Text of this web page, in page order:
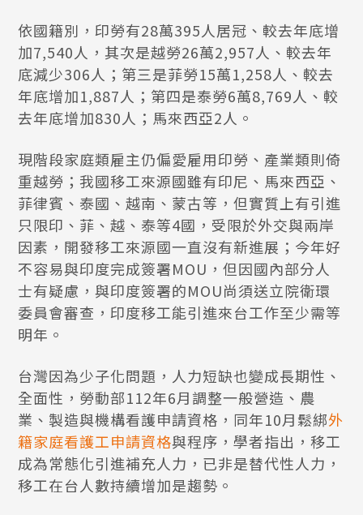
依國籍別，印勞有28萬395人居冠、較去年底增
加7,540人，其次是越勞26萬2,957人、較去年
底減少306人；第三是菲勞15萬1,258人、較去
年底增加1,887人；第四是泰勞6萬8,769人、較
去年底增加830人；馬來西亞2人。
現階段家庭類雇主仍偏愛雇用印勞、產業類則倚
重越勞；我國移工來源國雖有印尼、馬來西亞、
菲律賓、泰國、越南、蒙古等，但實質上有引進
只限印、菲、越、泰等4國，受限於外交與兩岸
因素，開發移工來源國一直沒有新進展；今年好
不容易與印度完成簽署MOU，但因國內部分人
士有疑慮，與印度簽署的MOU尚須送立院衛環
委員會審查，印度移工能引進來台工作至少需等
明年。
台灣因為少子化問題，人力短缺也變成長期性、
全面性，勞動部112年6月調整一般營造、農
業、製造與機構看護申請資格，同年10月鬆綁外
籍家庭看護工申請資格與程序，學者指出，移工
成為常態化引進補充人力，已非是替代性人力，
移工在台人數持續增加是趨勢。